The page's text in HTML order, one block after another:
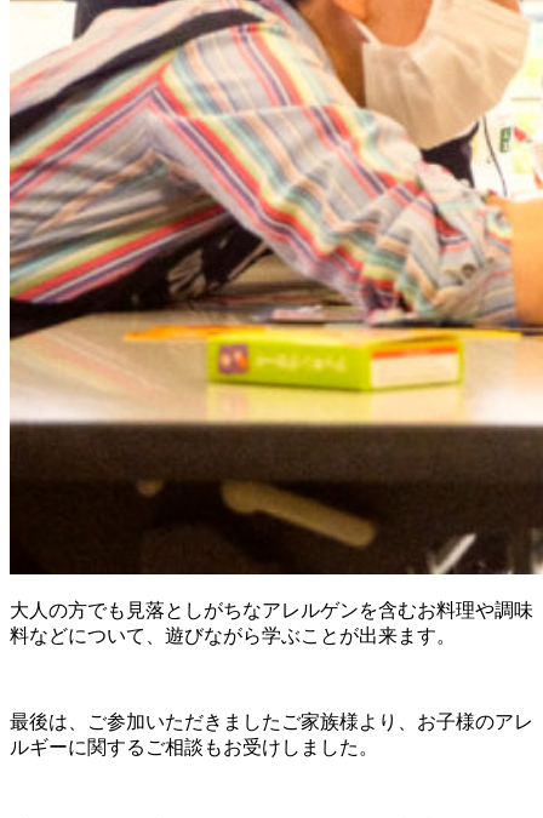
大人の方でも見落としがちなアレルゲンを含むお料理や調味
料などについて、遊びながら学ぶことが出来ます。
最後は、ご参加いただきましたご家族様より、お子様のアレ
ルギーに関するご相談もお受けしました。